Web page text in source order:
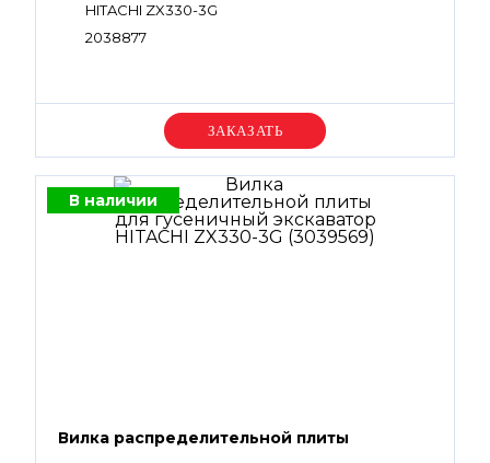
HITACHI ZX330-3G
2038877
Уточняйте цену
В наличии
Вилка распределительной плиты